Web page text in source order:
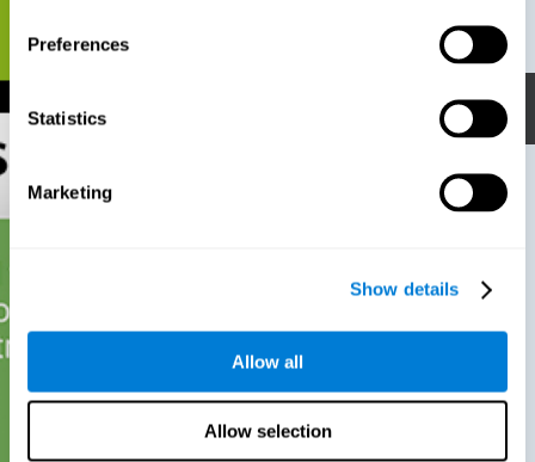
Preferences
Statistics
Marketing
Show details
Allow all
Allow selection